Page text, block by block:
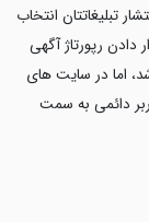
تبلیغاتتان انتخاب
دادن رپورتاژ آگهی
اما در سایت های
دائمی به سمت